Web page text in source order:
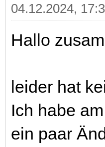
04.12.2024,
Hallo
leider hat
Ich habe
ein paar